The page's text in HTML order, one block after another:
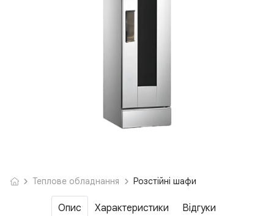
Теплове обладнання Розcтійні шафи
Опис Характеристики Відгуки